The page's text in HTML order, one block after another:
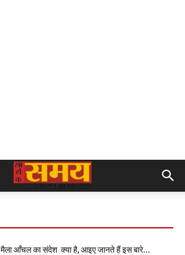
मैला आँचल का संदेश क्या है, आइए जानते हैं इस बारे...